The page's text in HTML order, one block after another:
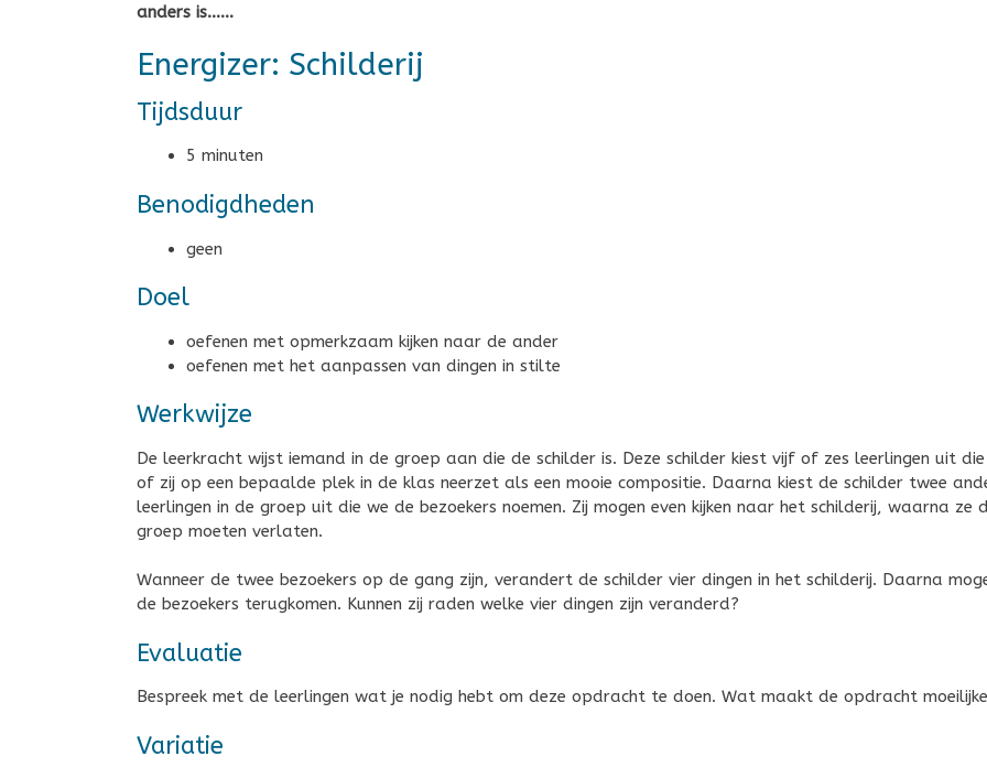
anders is……
Energizer: Schilderij
Tijdsduur
5 minuten
Benodigdheden
geen
Doel
oefenen met opmerkzaam kijken naar de ander
oefenen met het aanpassen van dingen in stilte
Werkwijze
De leerkracht wijst iemand in de groep aan die de schilder is. Deze schilder kiest vijf of zes leerlingen uit die
of zij op een bepaalde plek in de klas neerzet als een mooie compositie. Daarna kiest de schilder twee
leerlingen in de groep uit die we de bezoekers noemen. Zij mogen even kijken naar het schilderij, waarna ze
groep moeten verlaten.
Wanneer de twee bezoekers op de gang zijn, verandert de schilder vier dingen in het schilderij. Daarna
de bezoekers terugkomen. Kunnen zij raden welke vier dingen zijn veranderd?
Evaluatie
Bespreek met de leerlingen wat je nodig hebt om deze opdracht te doen. Wat maakt de opdracht
Variatie